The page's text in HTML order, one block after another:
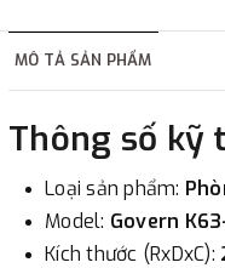
2. Thanh toán trực
- Showroom Thanh
phường Cát Linh, quận
3. Chuyển khoản qua
MÔ TẢ SẢN PHẨM
Thông số kỹ
Loại sản phẩm:
Model: Govern
Kích thước (RxDxC):